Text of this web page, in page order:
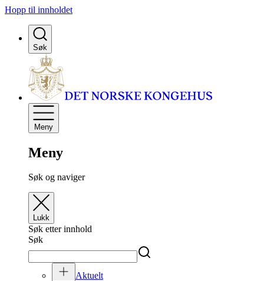
Hopp til innholdet
Søk
Meny
Meny
Søk og naviger
Lukk
Søk etter innhold
Søk
Aktuelt